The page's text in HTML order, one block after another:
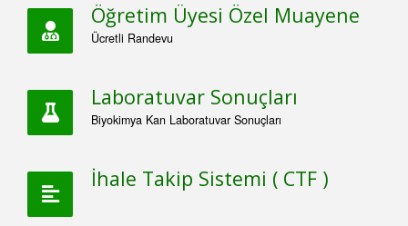
Öğretim Üyesi Özel Muayene
Ücretli Randevu
Laboratuvar Sonuçları
Biyokimya Kan Laboratuvar Sonuçları
İhale Takip Sistemi ( CTF )